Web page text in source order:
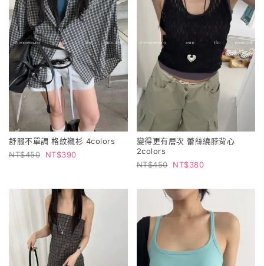
舒服不單調 格紋襯衫 4colors
450
390
變得更有層次 蕾絲繞脖背心
2colors
450
380